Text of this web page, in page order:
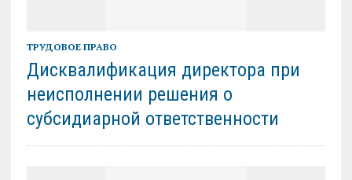
ТРУДОВОЕ ПРАВО
Дисквалификация директора при
неисполнении решения о
субсидиарной ответственности